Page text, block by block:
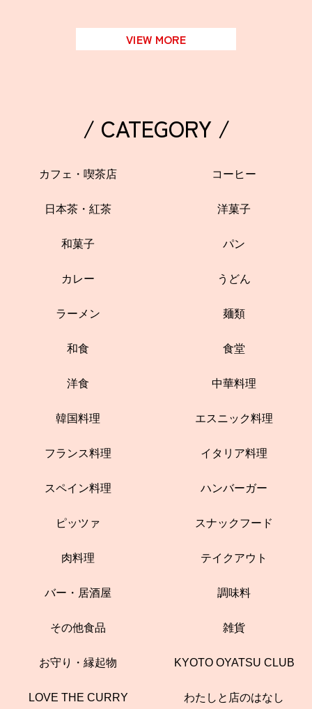
VIEW MORE
/ CATEGORY /
カフェ・喫茶店 コーヒー
日本茶・紅茶 洋菓子
和菓子 パン
カレー うどん
ラーメン 麺類
和食 食堂
洋食 中華料理
韓国料理 エスニック料理
フランス料理 イタリア料理
スペイン料理 ハンバーガー
ピッツァ スナックフード
肉料理 テイクアウト
バー・居酒屋 調味料
その他食品 雑貨
お守り・縁起物 KYOTO OYATSU CLUB
LOVE THE CURRY わたしと店のはなし